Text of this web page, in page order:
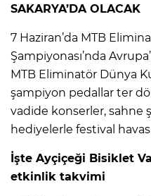
SAKARYA’DA OLACAK
7 Haziran’da MTB
Şampiyonası’nda
MTB Eliminatör Dünya
şampiyon pedallar ter
vadide konserler, sahne
hediyelerle festival
İşte Ayçiçeği Bisiklet
etkinlik takvimi